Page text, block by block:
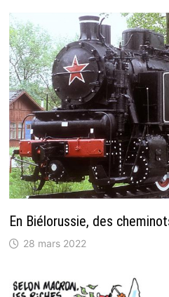
En Biélorussie, des
28 mars 2022